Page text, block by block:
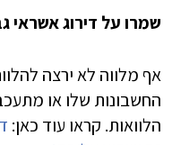
שמרו על דירוג אשראי
אף מלווה לא ירצה
החשבונות שלו או
הלוואות. קראו עוד כאן: